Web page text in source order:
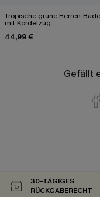
Tropische grüne Herren-
mit Kordelzug
44,99 €
Gefällt
30-TÄGIGES
RÜCKGABERECHT